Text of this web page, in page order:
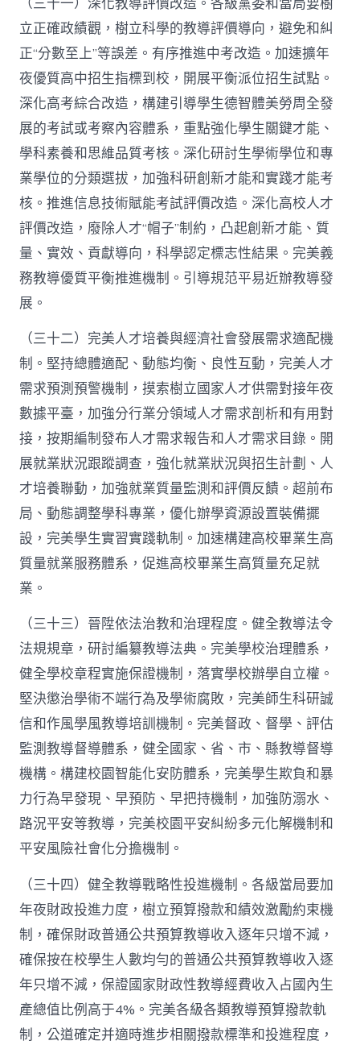
（三十一）深化教導評價改造。各級黨委和當局要樹
立正確政績觀，樹立科學的教導評價導向，避免和糾
正“分數至上”等誤差。有序推進中考改造。加速擴年
夜優質高中招生指標到校，開展平衡派位招生試點。
深化高考綜合改造，構建引導學生德智體美勞周全發
展的考試或考察內容體系，重點強化學生關鍵才能、
學科素養和思維品質考核。深化研討生學術學位和專
業學位的分類選拔，加強科研創新才能和實踐才能考
核。推進信息技術賦能考試評價改造。深化高校人才
評價改造，廢除人才“帽子”制約，凸起創新才能、質
量、實效、貢獻導向，科學認定標志性結果。完美義
務教導優質平衡推進機制。引導規范平易近辦教導發
展。
（三十二）完美人才培養與經濟社會發展需求適配機
制。堅持總體適配、動態均衡、良性互動，完美人才
需求預測預警機制，摸索樹立國家人才供需對接年夜
數據平臺，加強分行業分領域人才需求剖析和有用對
接，按期編制發布人才需求報告和人才需求目錄。開
展就業狀況跟蹤調查，強化就業狀況與招生計劃、人
才培養聯動，加強就業質量監測和評價反饋。超前布
局、動態調整學科專業，優化辦學資源設置裝備擺
設，完美學生實習實踐軌制。加速構建高校畢業生高
質量就業服務體系，促進高校畢業生高質量充足就
業。
（三十三）晉陞依法治教和治理程度。健全教導法令
法規規章，研討編纂教導法典。完美學校治理體系，
健全學校章程實施保證機制，落實學校辦學自立權。
堅決懲治學術不端行為及學術腐敗，完美師生科研誠
信和作風學風教導培訓機制。完美督政、督學、評估
監測教導督導體系，健全國家、省、市、縣教導督導
機構。構建校園智能化安防體系，完美學生欺負和暴
力行為早發現、早預防、早把持機制，加強防溺水、
路況平安等教導，完美校園平安糾紛多元化解機制和
平安風險社會化分擔機制。
（三十四）健全教導戰略性投進機制。各級當局要加
年夜財政投進力度，樹立預算撥款和績效激勵約束機
制，確保財政普通公共預算教導收入逐年只增不減，
確保按在校學生人數均勻的普通公共預算教導收入逐
年只增不減，保證國家財政性教導經費收入占國內生
產總值比例高于4%。完美各級各類教導預算撥款軌
制，公道確定并適時進步相關撥款標準和投進程度，